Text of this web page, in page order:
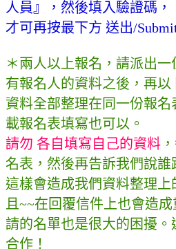
人員』，然後填入驗證碼，
才可再按最下方 送出/
＊兩人以上報名，請派出
有報名人的資料之後，再
資料全部整理在同一份報
載報名表填寫也可以。
請勿 各自填寫自己的資料
名表，然後再告訴我們說誰
這樣會造成我們資料整理上
且~~在回覆信件上也會造
請的名單也是很大的困擾。
合作！